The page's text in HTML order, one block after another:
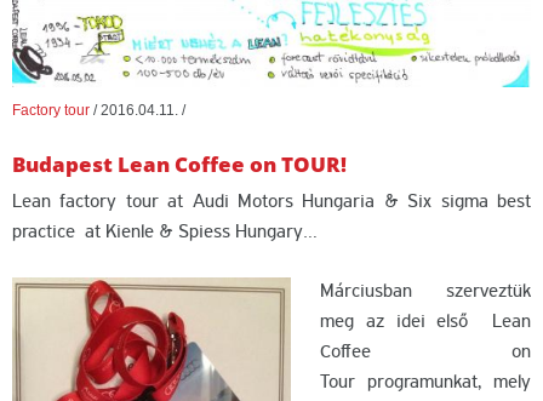
Factory tour /2016.04.11. /
Budapest Lean Coffee on TOUR!
Lean factory tour at Audi Motors Hungaria & Six sigma best
practice at Kienle & Spiess Hungary…
Márciusban szerveztük
meg az idei első Lean
Coffee on
Tour programunkat, mely